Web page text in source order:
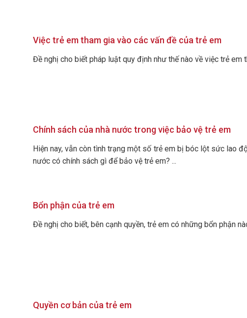
Việc trẻ em tham gia vào các vấn đề của trẻ em
Đề nghị cho biết pháp luật quy định như thế nào về việc trẻ em
Chính sách của nhà nước trong việc bảo vệ trẻ em
Hiện nay, vẫn còn tình trạng một số trẻ em bị bóc lột sức lao
nước có chính sách gì để bảo vệ trẻ em? ...
Bổn phận của trẻ em
Đề nghị cho biết, bên cạnh quyền, trẻ em có những bổn phận
Quyền cơ bản của trẻ em